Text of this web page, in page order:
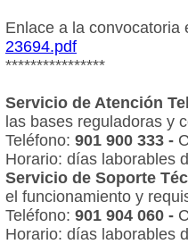
Enlace a la
23694.pdf
****************
Servicio de Atención
las bases reguladoras y
Teléfono: 901 900 333 -
Horario: días laborables
Servicio de Soporte
el funcionamiento y
Teléfono: 901 904 060 -
Horario: días laborables